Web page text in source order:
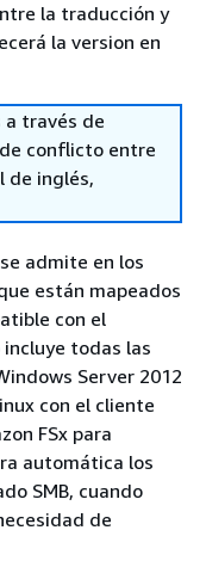
la traducción y
la version en
a través de
conflicto entre
de inglés,
admite en los
están mapeados
con el
incluye todas las
Server 2012
con el cliente
FSx para
automática los
SMB, cuando
de